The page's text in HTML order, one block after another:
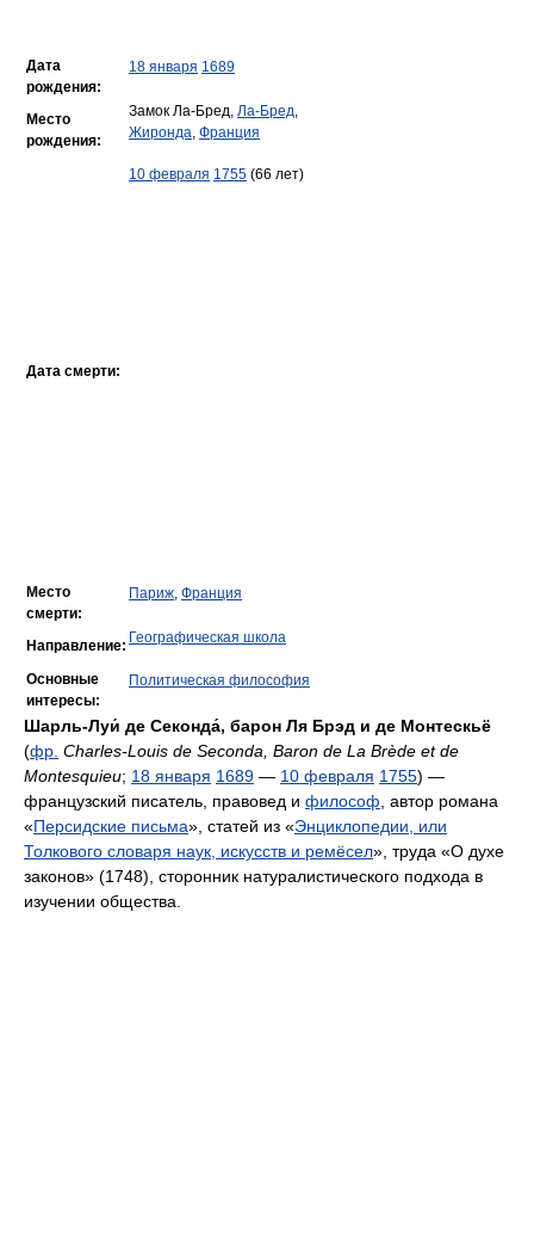
Дата
рождения:
18 января 1689
Место
рождения:
Замок Ла-Бред, Ла-Бред,
Жиронда, Франция
Дата смерти:
10 февраля 1755 (66 лет)
Место
смерти:
Париж, Франция
Направление: Географическая школа
Основные
интересы:
Политическая философия
Шарль-Луи́ де Секонда́, барон Ля Брэд и де Монтескьё
(фр. Charles-Louis de Seconda, Baron de La Brède et de
Montesquieu; 18 января 1689 — 10 февраля 1755) —
французский писатель, правовед и философ , автор романа
«Персидские письма», статей из «Энциклопедии, или
Толкового словаря наук, искусств и ремёсел», труда «О духе
законов» (1748), сторонник натуралистического подхода в
изучении общества.